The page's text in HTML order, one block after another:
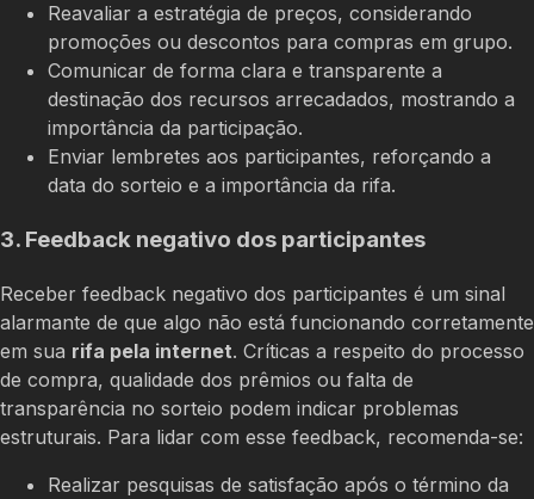
Reavaliar a estratégia de preços, considerando
promoções ou descontos para compras em grupo.
Comunicar de forma clara e transparente a
destinação dos recursos arrecadados, mostrando a
importância da participação.
Enviar lembretes aos participantes, reforçando a
data do sorteio e a importância da rifa.
3. Feedback negativo dos participantes
Receber feedback negativo dos participantes é um sinal
alarmante de que algo não está funcionando corretamente
em sua rifa pela internet. Críticas a respeito do processo
de compra, qualidade dos prêmios ou falta de
transparência no sorteio podem indicar problemas
estruturais. Para lidar com esse feedback, recomenda-se:
Realizar pesquisas de satisfação após o término da